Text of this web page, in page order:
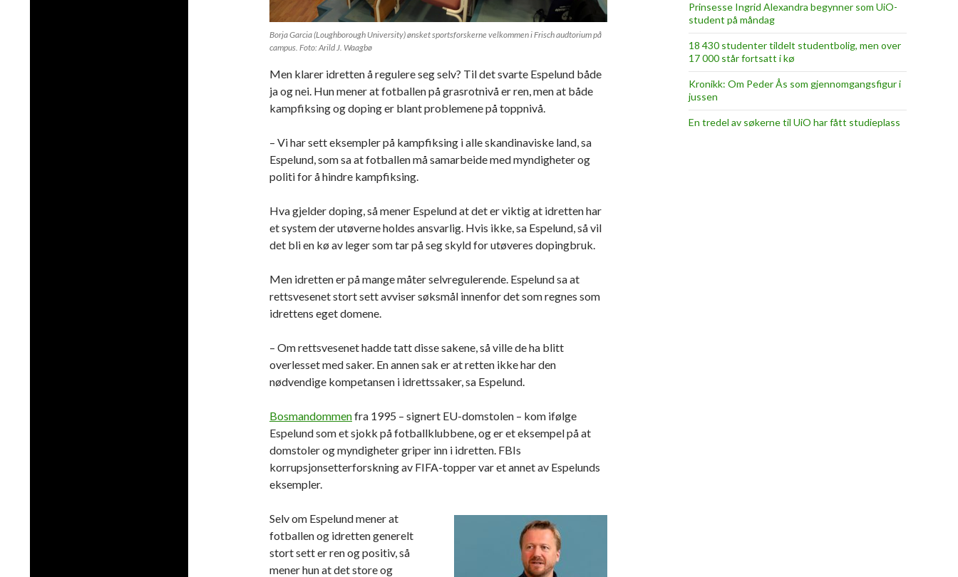
Borja Garcia (Loughborough University) ønsket sportsforskerne velkommen i Frisch audtorium på
campus. Foto: Arild J. Waagbø
Men klarer idretten å regulere seg selv? Til det svarte Espelund både
ja og nei. Hun mener at fotballen på grasrotnivå er ren, men at både
kampfiksing og doping er blant problemene på toppnivå.
– Vi har sett eksempler på kampfiksing i alle skandinaviske land, sa
Espelund, som sa at fotballen må samarbeide med myndigheter og
politi for å hindre kampfiksing.
Hva gjelder doping, så mener Espelund at det er viktig at idretten har
et system der utøverne holdes ansvarlig. Hvis ikke, sa Espelund, så vil
det bli en kø av leger som tar på seg skyld for utøveres dopingbruk.
Men idretten er på mange måter selvregulerende. Espelund sa at
rettsvesenet stort sett avviser søksmål innenfor det som regnes som
idrettens eget domene.
– Om rettsvesenet hadde tatt disse sakene, så ville de ha blitt
overlesset med saker. En annen sak er at retten ikke har den
nødvendige kompetansen i idrettssaker, sa Espelund.
Bosmandommenfra 1995 – signert EU-domstolen – kom ifølge
Espelund som et sjokk på fotballklubbene, og er et eksempel på at
domstoler og myndigheter griper inn i idretten. FBIs
korrupsjonsetterforskning av FIFA-topper var et annet av Espelunds
eksempler.
Selv om Espelund mener at
fotballen og idretten generelt
stort sett er ren og positiv, så
mener hun at det store og
Prinsesse Ingrid Alexandra begynner som UiO-
student på måndag
18 430 studenter tildelt studentbolig, men over
17 000 står fortsatt i kø
Kronikk: Om Peder Ås som gjennomgangsfigur i
jussen
En tredel av søkerne til UiO har fått studieplass